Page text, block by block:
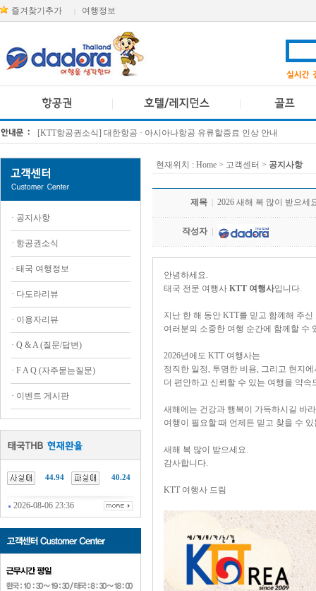
즐겨찾기추가 여행정보
[KTT항공권소식] 대한항공 · 아시아나항공 유류할증료 인상 안내
· 공지사항
· 항공권소식
· 태국 여행정보
· 다도라리뷰
· 이용자리뷰
· Q & A (질문/답변)
· F A Q (자주묻는질문)
· 이벤트 게시판
44.94 40.24
2026-08-06 23:36
현재위치 : Home > 고객센터 > 공지사항
제목 2026 새해 복 많이 받으세
작성자
안녕하세요.
태국 전문 여행사 KTT 여행사입니다.
지난 한 해 동안 KTT를 믿고 함께해 주
여러분의 소중한 여행 순간에 함께할 수
2026년에도 KTT 여행사는
정직한 일정, 투명한 비용, 그리고 현지
더 편안하고 신뢰할 수 있는 여행을 약속
새해에는 건강과 행복이 가득하시길 바
여행이 필요할 때 언제든 믿고 찾을 수
새해 복 많이 받으세요.
감사합니다.
KTT 여행사 드림